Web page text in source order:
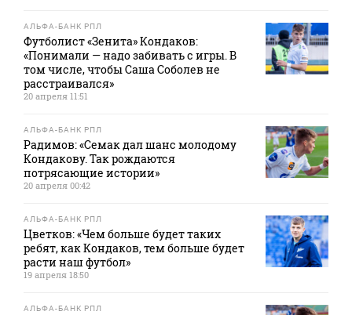
АЛЬФА-БАНК РПЛ
Футболист «Зенита» Кондаков:
«Понимали — надо забивать с игры. В
том числе, чтобы Саша Соболев не
расстраивался»
20 апреля 11:51
АЛЬФА-БАНК РПЛ
Радимов: «Семак дал шанс молодому
Кондакову. Так рождаются
потрясающие истории»
20 апреля 00:42
АЛЬФА-БАНК РПЛ
Цветков: «Чем больше будет таких
ребят, как Кондаков, тем больше будет
расти наш футбол»
19 апреля 18:50
АЛЬФА-БАНК РПЛ